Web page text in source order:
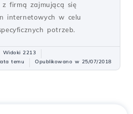
firmą zajmującą się
internetowych w celu
potrzeb.
Widoki 2213
temu
Opublikowano w 25/07/2018